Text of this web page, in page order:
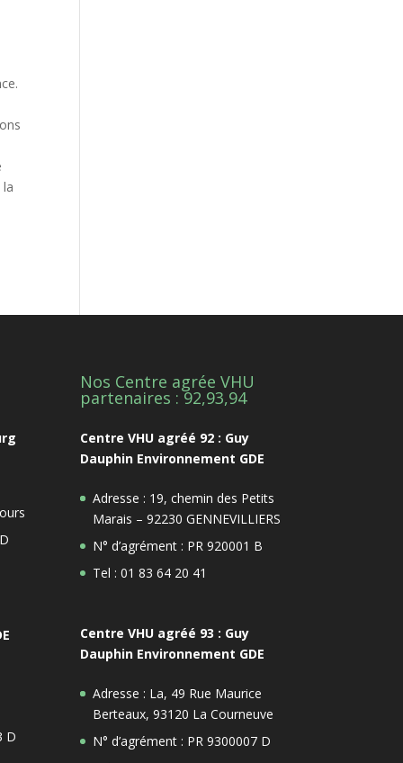
D
Nos Centre agrée VHU
partenaires : 92,93,94
Centre VHU agréé 92 : Guy
Dauphin Environnement GDE
Adresse : 19, chemin des Petits
Marais – 92230 GENNEVILLIERS
N° d’agrément : PR 920001 B
Tel : 01 83 64 20 41
Centre VHU agréé 93 : Guy
Dauphin Environnement GDE
Adresse : La, 49 Rue Maurice
Berteaux, 93120 La Courneuve
N° d’agrément : PR 9300007 D